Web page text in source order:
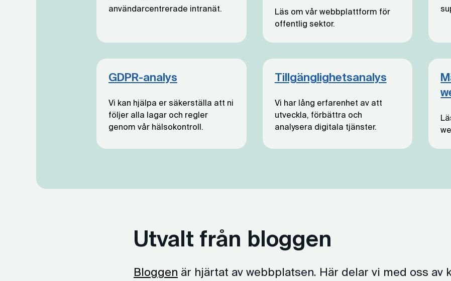
användarcentrerade intranät.
Läs om vår webbplattform för
offentlig sektor.
GDPR-analys
Vi kan hjälpa er säkerställa att ni
följer alla lagar och regler
genom vår hälsokontroll.
Tillgänglighetsanalys
Vi har lång erfarenhet av att
utveckla, förbättra och
analysera digitala tjänster.
Utvalt från bloggen
Bloggen är hjärtat av webbplatsen. Här delar vi med oss av